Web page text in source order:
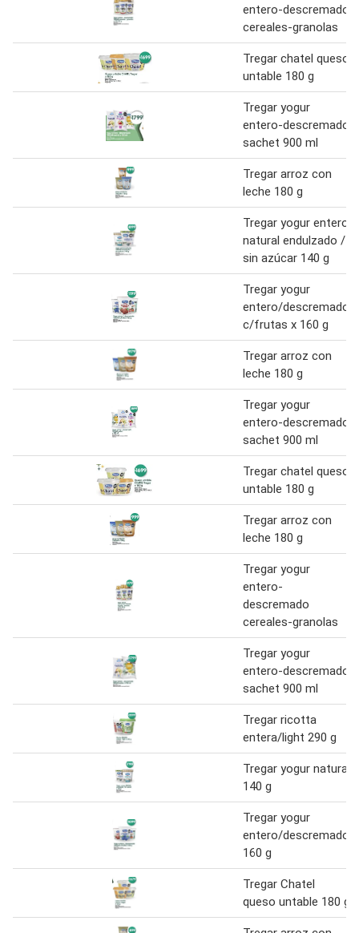
entero-descremado
cereales-granolas
Tregar chatel queso
untable 180 g
Tregar yogur
entero-descremado
sachet 900 ml
Tregar arroz con
leche 180 g
Tregar yogur entero
natural endulzado /
sin azúcar 140 g
Tregar yogur
entero/descremado
c/frutas x 160 g
Tregar arroz con
leche 180 g
Tregar yogur
entero-descremado
sachet 900 ml
Tregar chatel queso
untable 180 g
Tregar arroz con
leche 180 g
Tregar yogur
entero-
descremado
cereales-granolas
Tregar yogur
entero-descremado
sachet 900 ml
Tregar ricotta
entera/light 290 g
Tregar yogur natural
140 g
Tregar yogur
entero/descremado
160 g
Tregar Chatel
queso untable 180 g